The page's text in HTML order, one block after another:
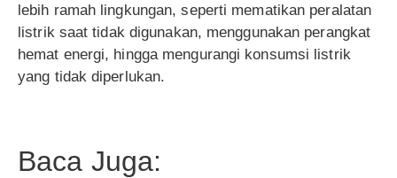
lebih ramah lingkungan, seperti mematikan peralatan
listrik saat tidak digunakan, menggunakan perangkat
hemat energi, hingga mengurangi konsumsi listrik
yang tidak diperlukan.
Baca Juga: